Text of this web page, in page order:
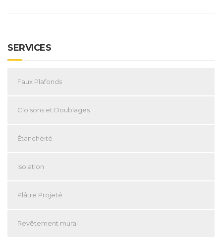
SERVICES
Faux Plafonds
Cloisons et Doublages
Étanchéité
Isolation
Plâtre Projeté
Revêtement mural